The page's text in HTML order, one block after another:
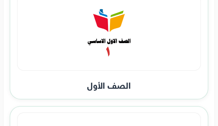
الصف الأول